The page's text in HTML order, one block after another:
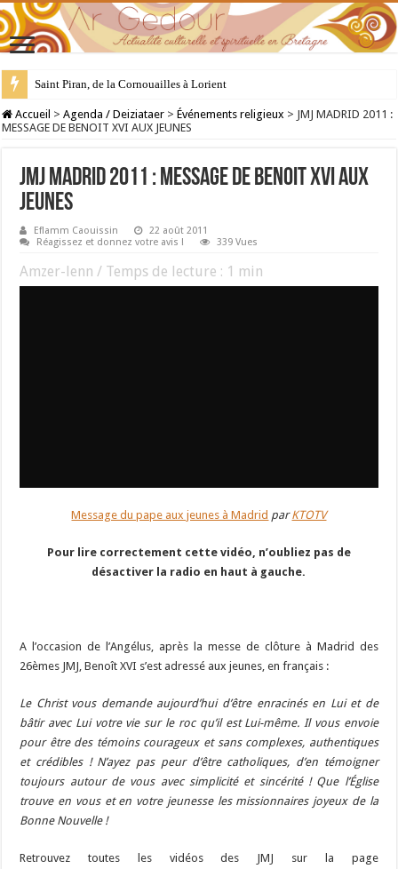
Saint Piran, de la Cornouailles à Lorient
28 juillet : Saint Samson de Dol, père de la Bretagne chrétienne
Accueil > Agenda / Deiziataer > Événements religieux > JMJ MADRID 2011 :
MESSAGE DE BENOIT XVI AUX JEUNES
JMJ MADRID 2011 : MESSAGE DE BENOIT XVI AUX
JEUNES
Eflamm Caouissin
22 août 2011
Réagissez et donnez votre avis !
339 Vues
Amzer-lenn / Temps de lecture : 1 min
Message du pape aux jeunes à Madrid parKTOTV
Pour lire correctement cette vidéo, n’oubliez pas de
désactiver la radio en haut à gauche.
A l’occasion de l’Angélus, après la messe de clôture à Madrid des
26èmes JMJ, Benoît XVI s’est adressé aux jeunes, en français :
Le Christ vous demande aujourd’hui d’être enracinés en Lui et de
bâtir avec Lui votre vie sur le roc qu’il est Lui-même. Il vous envoie
pour être des témoins courageux et sans complexes, authentiques
et crédibles ! N’ayez pas peur d’être catholiques, d’en témoigner
toujours autour de vous avec simplicité et sincérité ! Que l’Église
trouve en vous et en votre jeunesse les missionnaires joyeux de la
Bonne Nouvelle !
Retrouvez toutes les vidéos des JMJ sur la page